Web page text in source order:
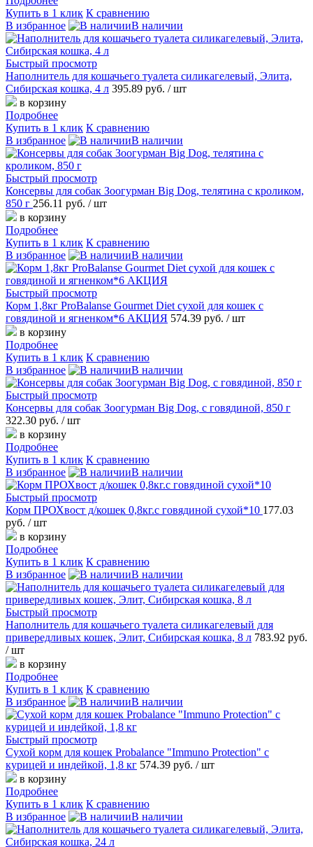
Купить в 1 клик К сравнению
В избранное
В наличии
Быстрый просмотр
Наполнитель для кошачьего туалета силикагелевый, Элита,
Сибирская кошка, 4 л 395.89 руб. / шт
в корзину
Подробнее
Купить в 1 клик К сравнению
В избранное
В наличии
Быстрый просмотр
Консервы для собак Зоогурман Big Dog, телятина с кроликом,
850 г 256.11 руб. / шт
в корзину
Подробнее
Купить в 1 клик К сравнению
В избранное
В наличии
Быстрый просмотр
Корм 1,8кг ProBalanse Gourmet Diet сухой для кошек c
говядиной и ягненком*6 АКЦИЯ 574.39 руб. / шт
в корзину
Подробнее
Купить в 1 клик К сравнению
В избранное
В наличии
Быстрый просмотр
Консервы для собак Зоогурман Big Dog, с говядиной, 850 г
322.30 руб. / шт
в корзину
Подробнее
Купить в 1 клик К сравнению
В избранное
В наличии
Быстрый просмотр
Корм ПРОХвост д/кошек 0,8кг.с говядиной сухой*10 177.03
руб. / шт
в корзину
Подробнее
Купить в 1 клик К сравнению
В избранное
В наличии
Быстрый просмотр
Наполнитель для кошачьего туалета силикагелевый для
привередливых кошек, Элит, Сибирская кошка, 8 л 783.92 руб.
/ шт
в корзину
Подробнее
Купить в 1 клик К сравнению
В избранное
В наличии
Быстрый просмотр
Сухой корм для кошек Probalance "Immuno Protection" с
курицей и индейкой, 1,8 кг 574.39 руб. / шт
в корзину
Подробнее
Купить в 1 клик К сравнению
В избранное
В наличии